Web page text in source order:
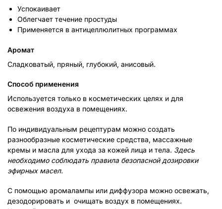
Успокаивает
Облегчает течение простуды
Применяется в антицеллюлитных программах
Аромат
Сладковатый, пряный, глубокий, анисовый.
Способ применения
Используется только в косметических целях и для
освежения воздуха в помещениях.
По индивидуальным рецептурам можно создать
разнообразные косметические средства, массажные
кремы и масла для ухода за кожей лица и тела. Здесь
необходимо соблюдать правила безопасной дозировки
эфирных масел.
С помощью аромалампы или диффузора можно освежать,
дезодорировать и очищать воздух в помещениях.